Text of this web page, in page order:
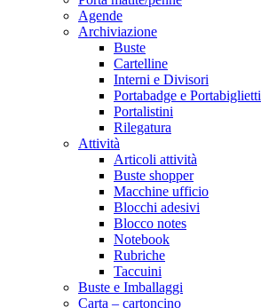
Agende
Archiviazione
Buste
Cartelline
Interni e Divisori
Portabadge e Portabiglietti
Portalistini
Rilegatura
Attività
Articoli attività
Buste shopper
Macchine ufficio
Blocchi adesivi
Blocco notes
Notebook
Rubriche
Taccuini
Buste e Imballaggi
Carta – cartoncino